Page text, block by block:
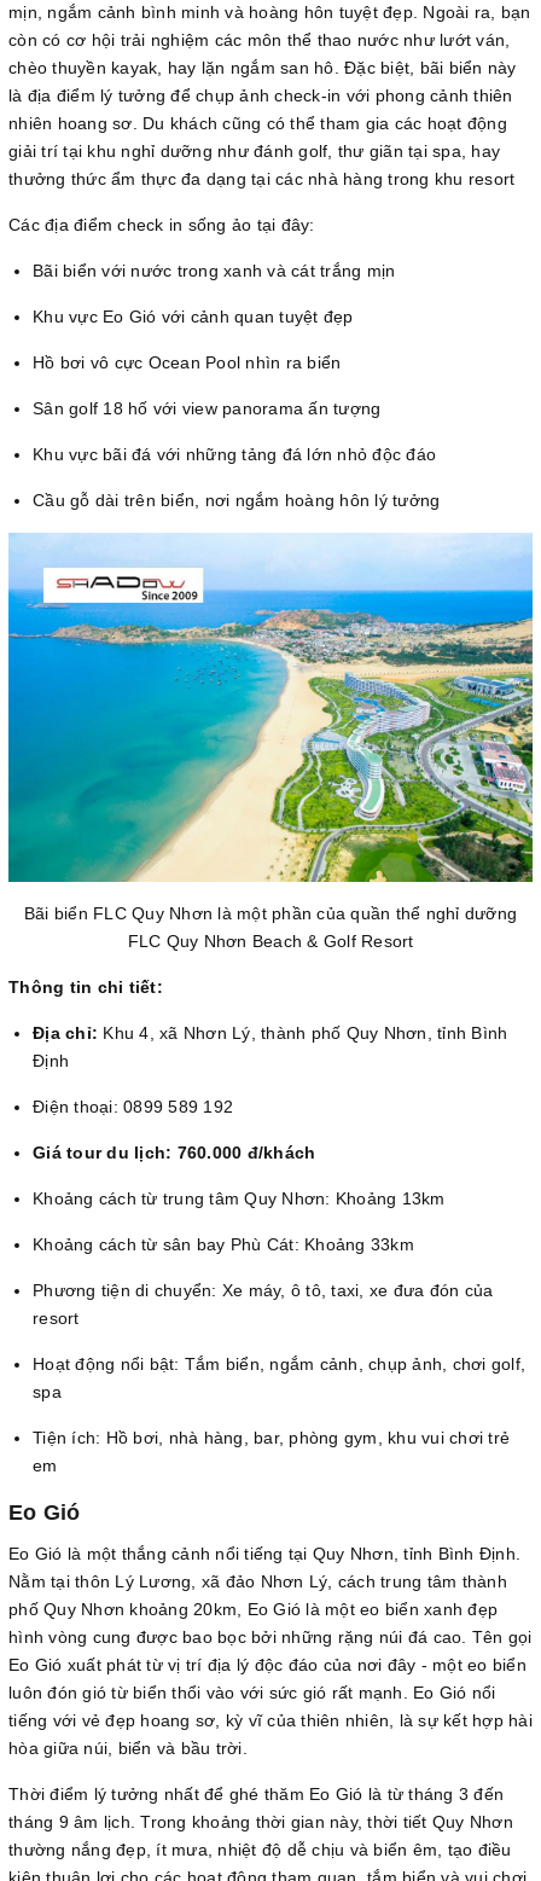
mịn, ngắm cảnh bình minh và hoàng hôn tuyệt đẹp. Ngoài ra, bạn
còn có cơ hội trải nghiệm các môn thể thao nước như lướt ván,
chèo thuyền kayak, hay lặn ngắm san hô. Đặc biệt, bãi biển này
là địa điểm lý tưởng để chụp ảnh check-in với phong cảnh thiên
nhiên hoang sơ. Du khách cũng có thể tham gia các hoạt động
giải trí tại khu nghỉ dưỡng như đánh golf, thư giãn tại spa, hay
thưởng thức ẩm thực đa dạng tại các nhà hàng trong khu resort
Các địa điểm check in sống ảo tại đây:
Bãi biển với nước trong xanh và cát trắng mịn
Khu vực Eo Gió với cảnh quan tuyệt đẹp
Hồ bơi vô cực Ocean Pool nhìn ra biển
Sân golf 18 hố với view panorama ấn tượng
Khu vực bãi đá với những tảng đá lớn nhỏ độc đáo
Cầu gỗ dài trên biển, nơi ngắm hoàng hôn lý tưởng
Bãi biển FLC Quy Nhơn là một phần của quần thể nghỉ dưỡng
FLC Quy Nhơn Beach & Golf Resort
Thông tin chi tiết:
Địa chỉ: Khu 4, xã Nhơn Lý, thành phố Quy Nhơn, tỉnh Bình
Định
Điện thoại: 0899 589 192
Giá tour du lịch: 760.000 đ/khách
Khoảng cách từ trung tâm Quy Nhơn: Khoảng 13km
Khoảng cách từ sân bay Phù Cát: Khoảng 33km
Phương tiện di chuyển: Xe máy, ô tô, taxi, xe đưa đón của
resort
Hoạt động nổi bật: Tắm biển, ngắm cảnh, chụp ảnh, chơi golf,
spa
Tiện ích: Hồ bơi, nhà hàng, bar, phòng gym, khu vui chơi trẻ
em
Eo Gió
Eo Gió là một thắng cảnh nổi tiếng tại Quy Nhơn, tỉnh Bình Định.
Nằm tại thôn Lý Lương, xã đảo Nhơn Lý, cách trung tâm thành
phố Quy Nhơn khoảng 20km, Eo Gió là một eo biển xanh đẹp
hình vòng cung được bao bọc bởi những rặng núi đá cao. Tên gọi
Eo Gió xuất phát từ vị trí địa lý độc đáo của nơi đây - một eo biển
luôn đón gió từ biển thổi vào với sức gió rất mạnh. Eo Gió nổi
tiếng với vẻ đẹp hoang sơ, kỳ vĩ của thiên nhiên, là sự kết hợp hài
hòa giữa núi, biển và bầu trời.
Thời điểm lý tưởng nhất để ghé thăm Eo Gió là từ tháng 3 đến
tháng 9 âm lịch. Trong khoảng thời gian này, thời tiết Quy Nhơn
thường nắng đẹp, ít mưa, nhiệt độ dễ chịu và biển êm, tạo điều